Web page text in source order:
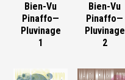
Bien-Vu
Pinaffo—
Pluvinage
1
Bien-Vu
Pinaffo—
Pluvinage
2